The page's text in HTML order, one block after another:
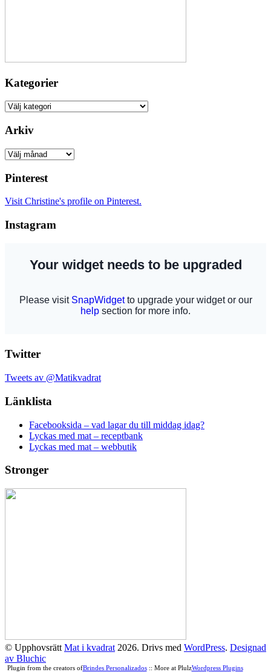
Kategorier
Kategorier
Arkiv
Arkiv
Pinterest
Visit Christine's profile on Pinterest.
Instagram
Twitter
Tweets av @Matikvadrat
Länklista
Facebooksida – vad lagar du till middag idag?
Lyckas med mat – receptbank
Lyckas med mat – webbutik
Stronger
© Upphovsrätt Mat i kvadrat 2026. Drivs med WordPress. Designad
av Bluchic
Plugin from the creators ofBrindes Personalizados:: More at PlulzWordpress Plugins